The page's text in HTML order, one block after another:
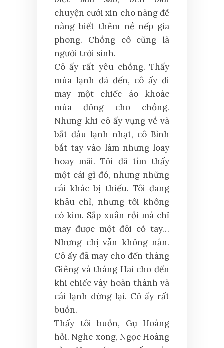
chuyện cưới xin cho nàng để
nàng biết thêm nề nếp gia
phong. Chồng cô cũng là
người trời sinh.
Cô ấy rất yêu chồng. Thấy
mùa lạnh đã đến, cô ấy đi
may một chiếc áo khoác
mùa đông cho chồng.
Nhưng khi cô ấy vụng về và
bắt đầu lạnh nhạt, cô Bình
bắt tay vào làm nhưng loay
hoay mãi. Tôi đã tìm thấy
một cái gì đó, nhưng những
cái khác bị thiếu. Tôi đang
khâu chỉ, nhưng tôi không
có kim. Sắp xuân rồi mà chỉ
may được một đôi cổ tay…
Nhưng chị vẫn không nản.
Cô ấy đã may cho đến tháng
Giêng và tháng Hai cho đến
khi chiếc váy hoàn thành và
cái lạnh dừng lại. Cô ấy rất
buồn.
Thấy tôi buồn, Gụ Hoàng
hỏi. Nghe xong, Ngọc Hoàng